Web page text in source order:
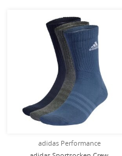
adidas Performance